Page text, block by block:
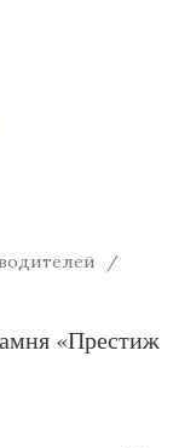
«Престиж